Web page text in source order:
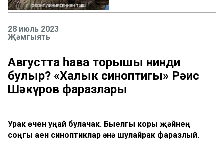
28 июль 2023
Җәмгыять
Августта һава торышы нинди
булыр? «Халык синоптигы» Рәис
Шәкүров фаразлары
Урак өчен уңай булачак. Быелгы коры җәйнең
соңгы аен синоптиклар әнә шулайрак фаразлый.